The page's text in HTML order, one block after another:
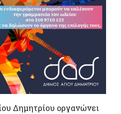
Δημητρίου οργανώνει